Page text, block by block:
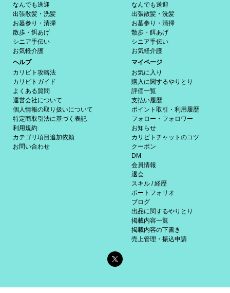
なんでも送迎
出張散髪・洗髪
お墓参り・清掃
散歩・餌あげ
シニア手伝い
お気軽介護
なんでも送迎
出張散髪・洗髪
お墓参り・清掃
散歩・餌あげ
シニア手伝い
お気軽介護
ヘルプ
カリビト攻略法
カリビトガイド
よくある質問
運営会社について
個人情報の取り扱いについて
特定商取引法に基づく表記
利用規約
カテゴリ項目追加依頼
お問い合わせ
マイページ
お気に入り
購入に関するやりとり
評価一覧
支払い履歴
ポイント取引・利用履歴
フォロー・フォロワー
お知らせ
カリビトチャットのコツ
クーポン
DM
会員情報
退会
スキル / 経歴
ポートフォリオ
ブログ
出品に関するやりとり
掲載内容一覧
掲載内容の下書き
売上管理・振込申請